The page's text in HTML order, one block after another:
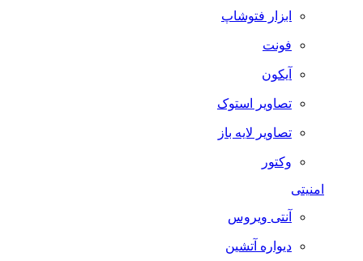
ابزار فتوشاپ
فونت
آیکون
تصاویر استوک
تصاویر لایه باز
وکتور
امنیتی
آنتی ویروس
دیواره آتشین